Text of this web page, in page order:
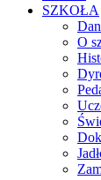
SZKOŁA
O